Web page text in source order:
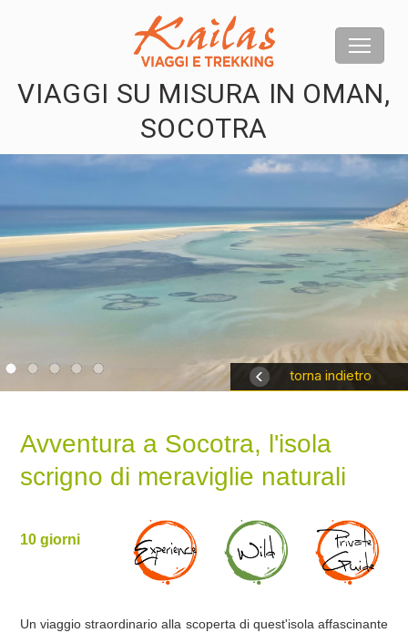
VIAGGI SU MISURA IN OMAN,
SOCOTRA
torna indietro
Avventura a Socotra, l'isola
scrigno di meraviglie naturali
10 giorni
Un viaggio straordinario alla scoperta di quest'isola affascinante